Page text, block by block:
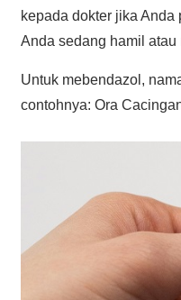
kepada dokter jika
Anda sedang hamil atau
Untuk mebendazol,
contohnya: Ora